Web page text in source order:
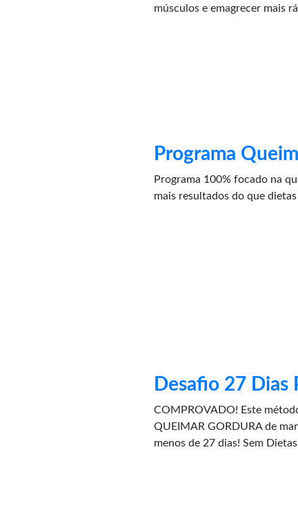
músculos e emagrecer mais
Programa
Programa 100% focado na
mais resultados do que
Desafio 27 Dias
COMPROVADO! Este
QUEIMAR GORDURA de
menos de 27 dias! Sem